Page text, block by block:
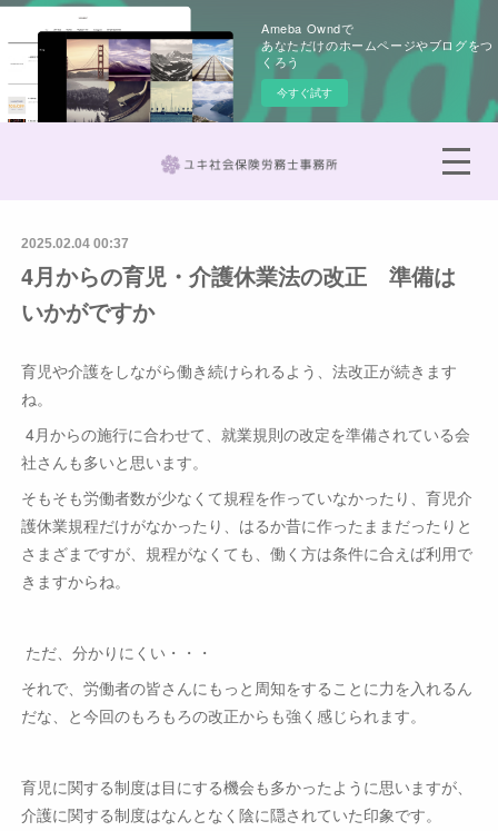
Ameba Owndで
あなただけのホームページやブログをつ
くろう
今すぐ試す
2025.02.04 00:37
4月からの育児・介護休業法の改正 準備は
いかがですか
育児や介護をしながら働き続けられるよう、法改正が続きます
ね。
4月からの施行に合わせて、就業規則の改定を準備されている会
社さんも多いと思います。
そもそも労働者数が少なくて規程を作っていなかったり、育児介
護休業規程だけがなかったり、はるか昔に作ったままだったりと
さまざまですが、規程がなくても、働く方は条件に合えば利用で
きますからね。
ただ、分かりにくい・・・
それで、労働者の皆さんにもっと周知をすることに力を入れるん
だな、と今回のもろもろの改正からも強く感じられます。
育児に関する制度は目にする機会も多かったように思いますが、
介護に関する制度はなんとなく陰に隠されていた印象です。